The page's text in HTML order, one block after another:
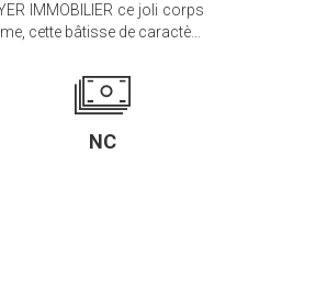
IMMOBILIER ce joli corps
De plus vous trouverez
de 5860 m². Prix HAI : 228
acquéreur.
NC